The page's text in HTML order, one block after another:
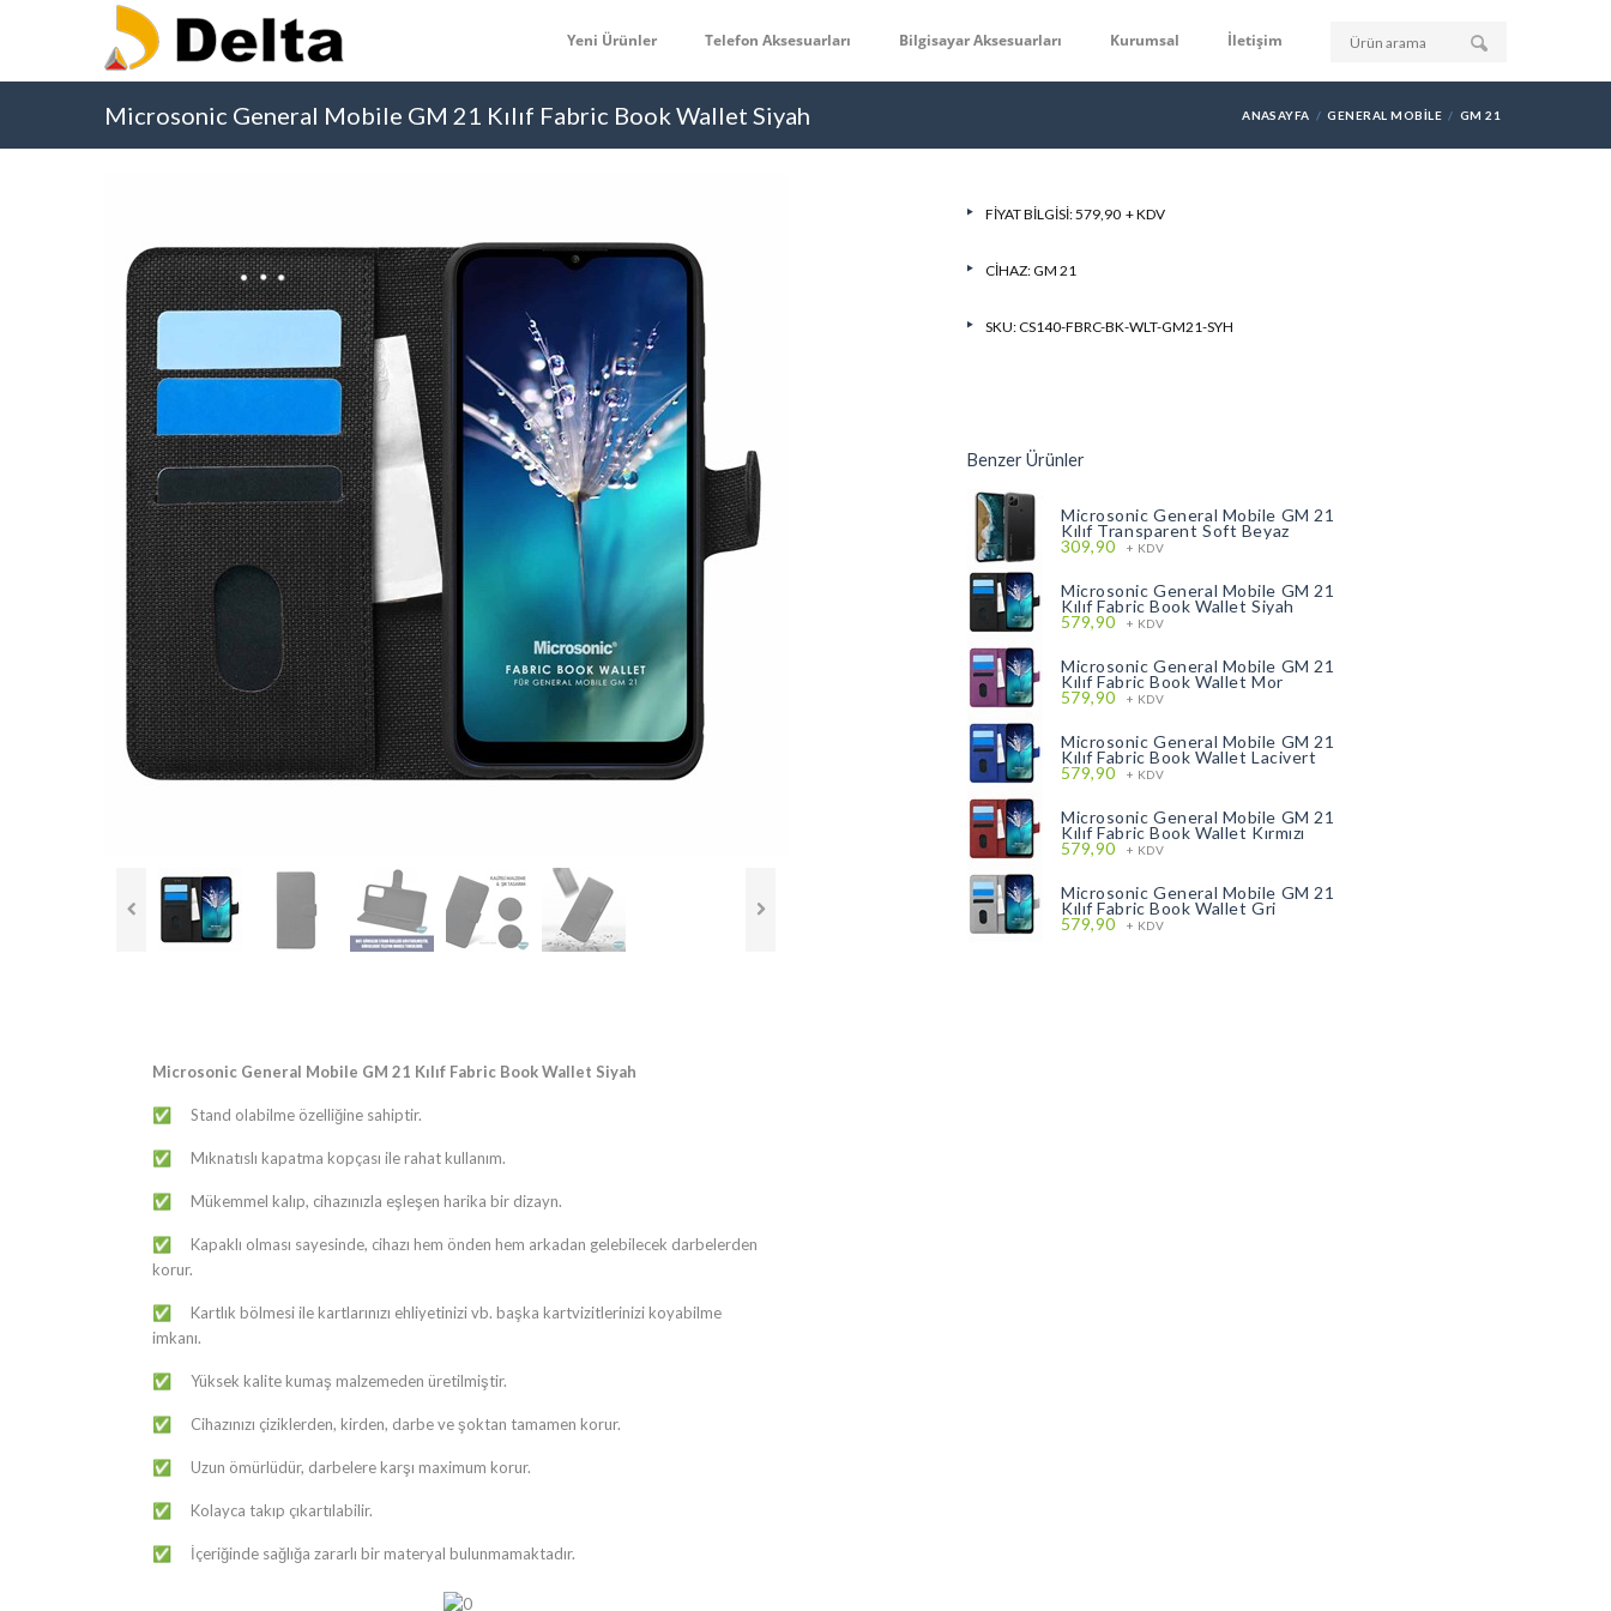
Yeni Ürünler Telefon Aksesuarları Bilgisayar Aksesuarları Kurumsal İletişim
Microsonic General Mobile GM 21 Kılıf Fabric Book Wallet Siyah ANASAYFA GENERAL MOBILE GM 21
Microsonic General Mobile GM 21 Kılıf Fabric Book Wallet Siyah
✅ Stand olabilme özelliğine sahiptir.
✅ Mıknatıslı kapatma kopçası ile rahat kullanım.
✅ Mükemmel kalıp, cihazınızla eşleşen harika bir dizayn.
✅ Kapaklı olması sayesinde, cihazı hem önden hem arkadan gelebilecek darbelerden
korur.
✅ Kartlık bölmesi ile kartlarınızı ehliyetinizi vb. başka kartvizitlerinizi koyabilme
imkanı.
✅ Yüksek kalite kumaş malzemeden üretilmiştir.
✅ Cihazınızı çiziklerden, kirden, darbe ve şoktan tamamen korur.
✅ Uzun ömürlüdür, darbelere karşı maximum korur.
✅ Kolayca takıp çıkartılabilir.
✅ İçeriğinde sağlığa zararlı bir materyal bulunmamaktadır.
FIYAT BILGISI: 579,90 + KDV
CIHAZ:GM 21
SKU: CS140-FBRC-BK-WLT-GM21-SYH
Benzer Ürünler
Microsonic General Mobile GM 21
Kılıf Transparent Soft Beyaz
309,90 + KDV
Microsonic General Mobile GM 21
Kılıf Fabric Book Wallet Siyah
579,90 + KDV
Microsonic General Mobile GM 21
Kılıf Fabric Book Wallet Mor
579,90 + KDV
Microsonic General Mobile GM 21
Kılıf Fabric Book Wallet Lacivert
579,90 + KDV
Microsonic General Mobile GM 21
Kılıf Fabric Book Wallet Kırmızı
579,90 + KDV
Microsonic General Mobile GM 21
Kılıf Fabric Book Wallet Gri
579,90 + KDV